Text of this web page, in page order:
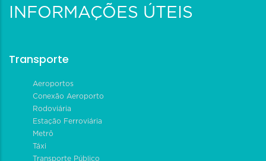
INFORMAÇÕES ÚTEIS
Transporte
Aeroportos
Conexão Aeroporto
Rodoviária
Estação Ferroviária
Metrô
Táxi
Transporte Público